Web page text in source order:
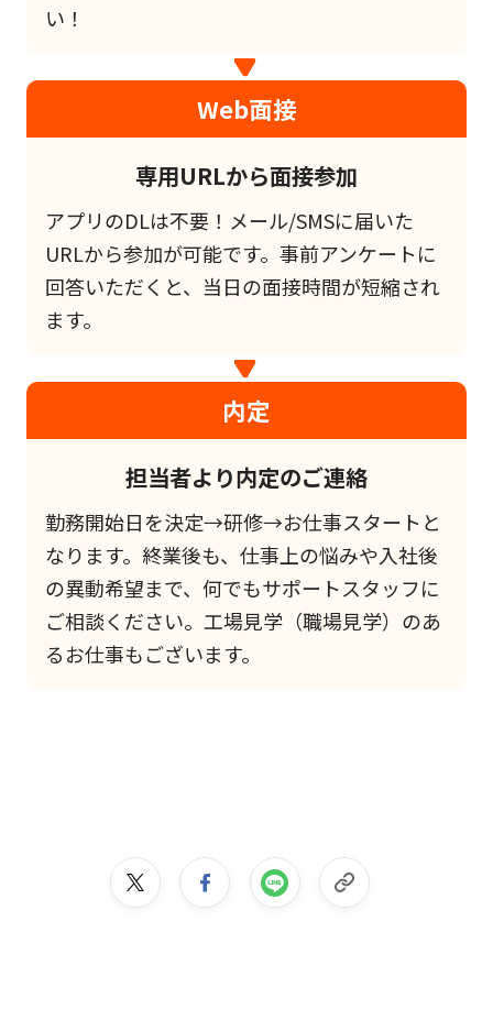
い！
Web面接
専用URLから面接参加
アプリのDLは不要！メール/SMSに届いた
URLから参加が可能です。事前アンケートに
回答いただくと、当日の面接時間が短縮され
ます。
内定
担当者より内定のご連絡
勤務開始日を決定→研修→お仕事スタートと
なります。終業後も、仕事上の悩みや入社後
の異動希望まで、何でもサポートスタッフに
ご相談ください。工場見学（職場見学）のあ
るお仕事もございます。